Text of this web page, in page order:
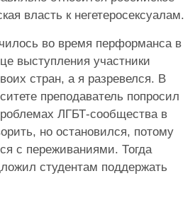
власть к негетеросексуалам.
во время перформанса в
выступления участники
стран, а я разревелся. В
преподаватель попросил
ЛГБТ-сообщества в
но остановился, потому
с переживаниями. Тогда
студентам поддержать